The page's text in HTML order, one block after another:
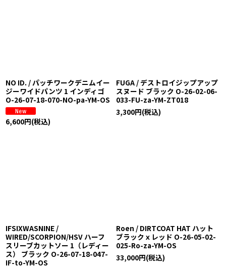
NO ID. / パッチワークデニムイー
ジーワイドパンツ 1 インディゴ
O-26-07-18-070-NO-pa-YM-OS
6,600円(税込)
FUGA / デストロイジップアップ
スヌード ブラック O-26-02-06-
033-FU-za-YM-ZT018
3,300円(税込)
IFSIXWASNINE /
WIRED/SCORPION/HSV ハーフ
スリーブカットソー 1（レディー
ス） ブラック O-26-07-18-047-
IF-to-YM-OS
Roen / DIRTCOAT HAT ハット
ブラックｘレッド O-26-05-02-
025-Ro-za-YM-OS
33,000円(税込)